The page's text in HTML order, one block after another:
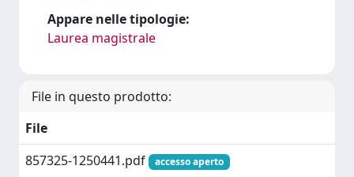
Appare nelle tipologie:
Laurea magistrale
File in questo prodotto:
File
857325-1250441.pdf
accesso aperto